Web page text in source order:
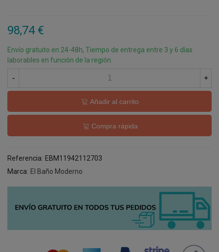
98,74 €
Envío gratuito en 24-48h, Tiempo de entrega entre 3 y 6 días
laborables en función de la región.
- +
Añadir al carrito
Compra rápida
Referencia: EBM11942112703
Marca: El Baño Moderno